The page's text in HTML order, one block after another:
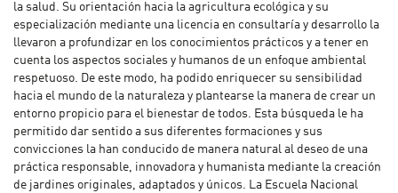
la salud. Su orientación hacia la agricultura ecológica y su
especialización mediante una licencia en consultaría y desarrollo la
llevaron a profundizar en los conocimientos prácticos y a tener en
cuenta los aspectos sociales y humanos de un enfoque ambiental
respetuoso. De este modo, ha podido enriquecer su sensibilidad
hacia el mundo de la naturaleza y plantearse la manera de crear un
entorno propicio para el bienestar de todos. Esta búsqueda le ha
permitido dar sentido a sus diferentes formaciones y sus
convicciones la han conducido de manera natural al deseo de una
práctica responsable, innovadora y humanista mediante la creación
de jardines originales, adaptados y únicos. La Escuela Nacional